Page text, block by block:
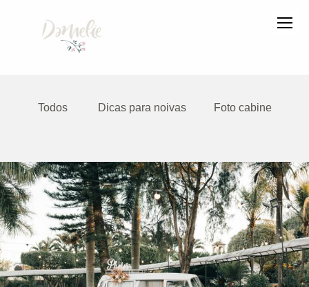
Todos Dicas para noivas Foto cabine